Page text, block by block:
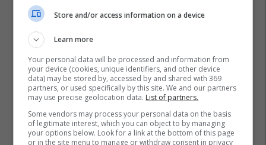
Store and/or access information on a device
Learn more
Your personal data will be processed and information from
your device (cookies, unique identifiers, and other device
data) may be stored by, accessed by and shared with 369
partners, or used specifically by this site. We and our partners
may use precise geolocation data. List of partners.
Some vendors may process your personal data on the basis
of legitimate interest, which you can object to by managing
your options below. Look for a link at the bottom of this page
or in the site menu to manage or withdraw consent in privacy